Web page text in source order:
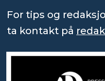
For tips og
ta kontakt på